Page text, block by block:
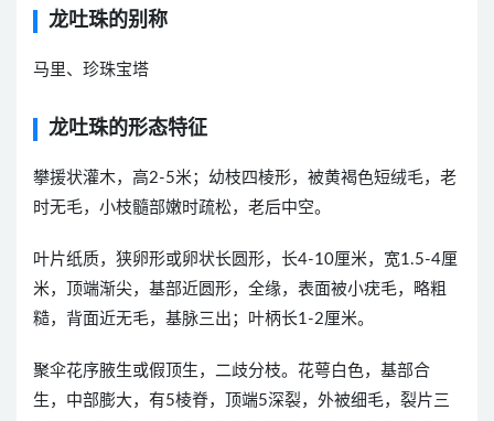
龙吐珠的别称
马里、珍珠宝塔
龙吐珠的形态特征
攀援状灌木，高2-5米；幼枝四棱形，被黄褐色短绒毛，老
时无毛，小枝髓部嫩时疏松，老后中空。
叶片纸质，狭卵形或卵状长圆形，长4-10厘米，宽1.5-4厘
米，顶端渐尖，基部近圆形，全缘，表面被小疣毛，略粗
糙，背面近无毛，基脉三出；叶柄长1-2厘米。
聚伞花序腋生或假顶生，二歧分枝。花萼白色，基部合
生，中部膨大，有5棱脊，顶端5深裂，外被细毛，裂片三